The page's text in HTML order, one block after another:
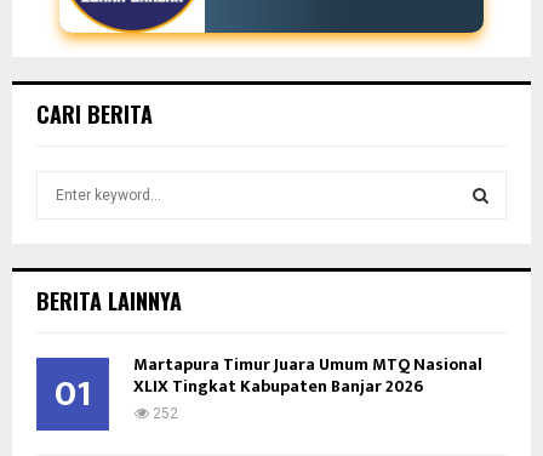
CARI BERITA
h
o
BERITA LAINNYA
01 Martapura Timur Juara Umum MTQ Nasional
XLIX Tingkat Kabupaten Banjar 2026
252